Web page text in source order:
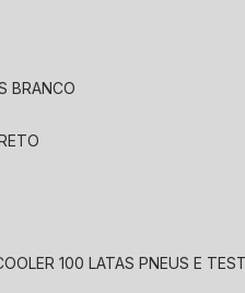
BRANCO
100 LATAS PNEUS E